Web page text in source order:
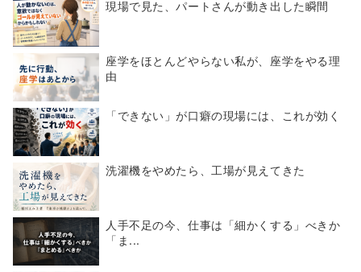
現場で見た、パートさんが動き出した瞬間
座学をほとんどやらない私が、座学をやる理
由
「できない」が口癖の現場には、これが効く
洗濯機をやめたら、工場が見えてきた
人手不足の今、仕事は「細かくする」べきか
「ま...